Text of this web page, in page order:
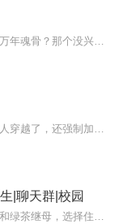
|聊天群|校园